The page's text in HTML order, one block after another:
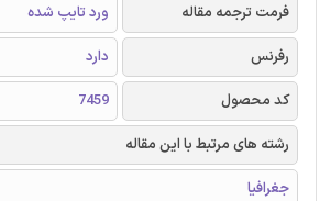
فرمت ترجمه مقاله
ورد تایپ شده
رفرنس
دارد
کد محصول
7459
رشته های مرتبط با این مقاله
جغرافیا